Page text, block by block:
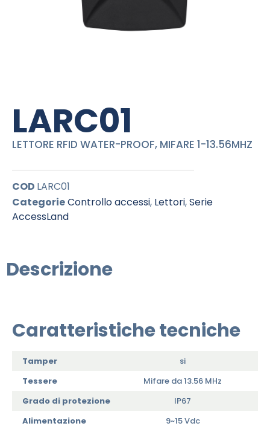
LARC01
LETTORE RFID WATER-PROOF, MIFARE 1-13.56MHZ
COD LARC01
CategorieControllo accessi, Lettori,Serie
AccessLand
Descrizione
Caratteristiche tecniche
Tamper
si
Tessere
Mifare da 13.56 MHz
Grado di protezione
IP67
Alimentazione
9~15 Vdc